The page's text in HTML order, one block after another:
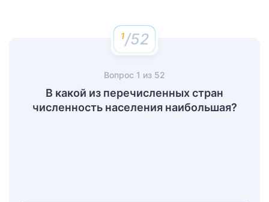
/52
Вопрос 1 из 52
В какой из перечисленных стран
численность населения наибольшая?